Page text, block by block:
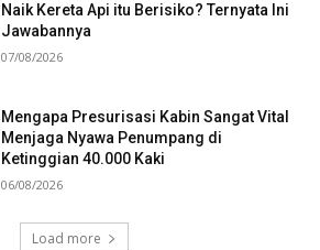
Naik Kereta Api itu Berisiko? Ternyata Ini
Jawabannya
07/08/2026
Mengapa Presurisasi Kabin Sangat Vital
Menjaga Nyawa Penumpang di
Ketinggian 40.000 Kaki
06/08/2026
Load more